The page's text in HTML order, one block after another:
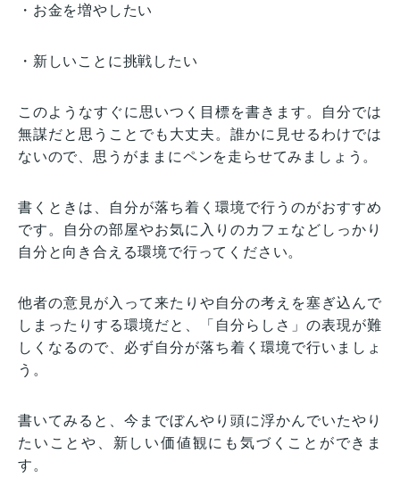
・お金を増やしたい
・新しいことに挑戦したい
このようなすぐに思いつく目標を書きます。自分では
無謀だと思うことでも大丈夫。誰かに見せるわけでは
ないので、思うがままにペンを走らせてみましょう。
書くときは、自分が落ち着く環境で行うのがおすすめ
です。自分の部屋やお気に入りのカフェなどしっかり
自分と向き合える環境で行ってください。
他者の意見が入って来たりや自分の考えを塞ぎ込んで
しまったりする環境だと、「自分らしさ」の表現が難
しくなるので、必ず自分が落ち着く環境で行いましょ
う。
書いてみると、今までぼんやり頭に浮かんでいたやり
たいことや、新しい価値観にも気づくことができま
す。